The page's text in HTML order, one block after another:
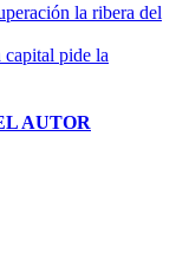
la ribera del
capital pide la
AUTOR